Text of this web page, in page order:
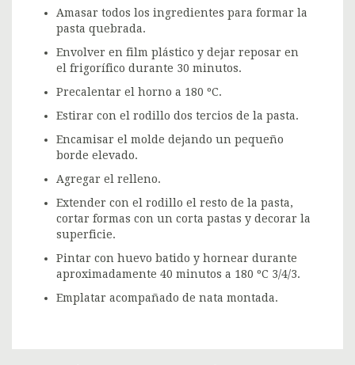
Amasar todos los ingredientes para formar la
pasta quebrada.
Envolver en film plástico y dejar reposar en
el frigorífico durante 30 minutos.
Precalentar el horno a 180 ºC.
Estirar con el rodillo dos tercios de la pasta.
Encamisar el molde dejando un pequeño
borde elevado.
Agregar el relleno.
Extender con el rodillo el resto de la pasta,
cortar formas con un corta pastas y decorar la
superficie.
Pintar con huevo batido y hornear durante
aproximadamente 40 minutos a 180 ºC 3/4/3.
Emplatar acompañado de nata montada.